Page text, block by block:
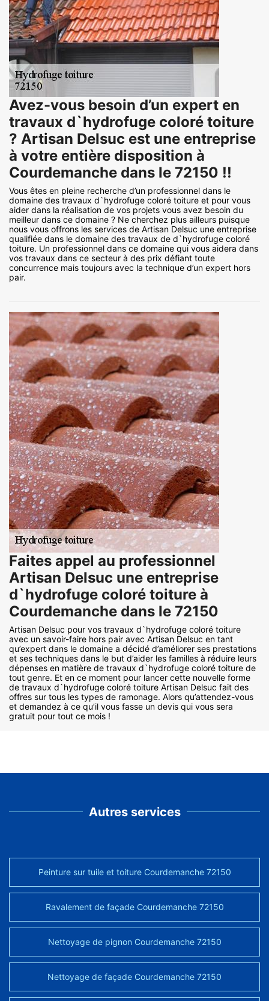
Avez-vous besoin d’un expert en
travaux d`hydrofuge coloré toiture
? Artisan Delsuc est une entreprise
à votre entière disposition à
Courdemanche dans le 72150 !!
Vous êtes en pleine recherche d’un professionnel dans le
domaine des travaux d`hydrofuge coloré toiture et pour vous
aider dans la réalisation de vos projets vous avez besoin du
meilleur dans ce domaine ? Ne cherchez plus ailleurs puisque
nous vous offrons les services de Artisan Delsuc une entreprise
qualifiée dans le domaine des travaux de d`hydrofuge coloré
toiture. Un professionnel dans ce domaine qui vous aidera dans
vos travaux dans ce secteur à des prix défiant toute
concurrence mais toujours avec la technique d’un expert hors
pair.
Faites appel au professionnel
Artisan Delsuc une entreprise
d`hydrofuge coloré toiture à
Courdemanche dans le 72150
Artisan Delsuc pour vos travaux d`hydrofuge coloré toiture
avec un savoir-faire hors pair avec Artisan Delsuc en tant
qu’expert dans le domaine a décidé d’améliorer ses prestations
et ses techniques dans le but d’aider les familles à réduire leurs
dépenses en matière de travaux d`hydrofuge coloré toiture de
tout genre. Et en ce moment pour lancer cette nouvelle forme
de travaux d`hydrofuge coloré toiture Artisan Delsuc fait des
offres sur tous les types de ramonage. Alors qu’attendez-vous
et demandez à ce qu’il vous fasse un devis qui vous sera
gratuit pour tout ce mois !
Autres services
Peinture sur tuile et toiture Courdemanche 72150
Ravalement de façade Courdemanche 72150
Nettoyage de pignon Courdemanche 72150
Nettoyage de façade Courdemanche 72150